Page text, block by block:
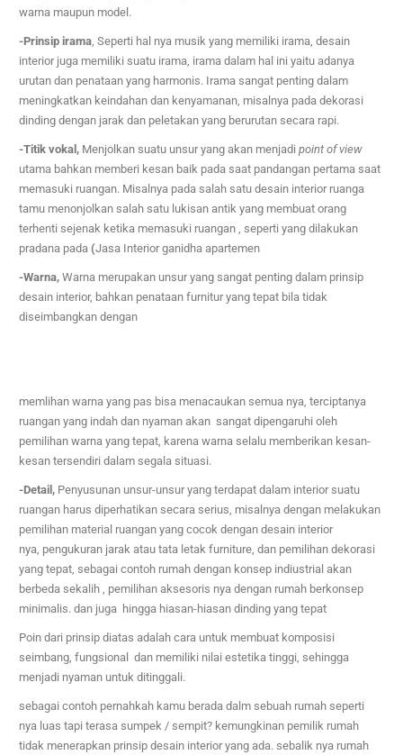
warna maupun model.
-Prinsip irama , Seperti hal nya musik yang memiliki irama, desain
interior juga memiliki suatu irama, irama dalam hal ini yaitu adanya
urutan dan penataan yang harmonis. Irama sangat penting dalam
meningkatkan keindahan dan kenyamanan, misalnya pada dekorasi
dinding dengan jarak dan peletakan yang berurutan secara rapi.
-Titik vokal, Menjolkan suatu unsur yang akan menjadipoint of view
utama bahkan memberi kesan baik pada saat pandangan pertama saat
memasuki ruangan. Misalnya pada salah satu desain interior ruanga
tamu menonjolkan salah satu lukisan antik yang membuat orang
terhenti sejenak ketika memasuki ruangan , seperti yang dilakukan
pradana pada(Jasa Interior ganidha apartemen
-Warna,Warna merupakan unsur yang sangat penting dalam prinsip
desain interior, bahkan penataan furnitur yang tepat bila tidak
diseimbangkan dengan
memlihan warna yang pas bisa menacaukan semua nya,terciptanya
ruangan yang indah dan nyaman akansangat dipengaruhi oleh
pemilihan warna yang tepat, karena warna selalu memberikan kesan-
kesan tersendiri dalam segala situasi.
-Detail, Penyusunan unsur-unsur yang terdapat dalam interior suatu
ruangan harus diperhatikan secara serius, misalnya dengan melakukan
pemilihan material ruangan yang cocok dengan desain interior
nya, pengukuran jarak atau tata letak furniture, dan pemilihan dekorasi
yang tepat, sebagai contoh rumah dengan konsep indiustrial akan
berbeda sekalih , pemilihan aksesoris nya dengan rumah berkonsep
minimalis. dan juga hingga hiasan-hiasan dinding yang tepat
Poin dari prinsip diatas adalah cara untuk membuat komposisi
seimbang, fungsional dan memiliki nilai estetika tinggi, sehingga
menjadi nyaman untuk ditinggali.
sebagai contoh pernahkah kamu berada dalm sebuah rumah seperti
nya luas tapi terasa sumpek / sempit? kemungkinan pemilik rumah
tidak menerapkan prinsip desain interior yang ada. sebalik nya rumah